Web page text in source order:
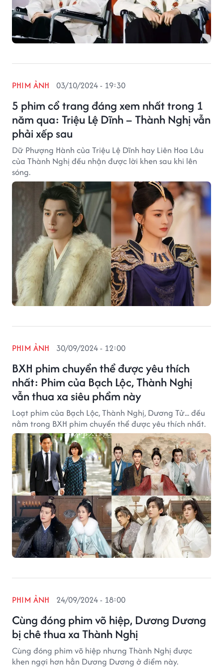
5 phim cổ trang đáng xem nhất trong 1
năm qua: Triệu Lệ Dĩnh – Thành Nghị vẫn
phải xếp sau
PHIM ẢNH 03/10/2024 - 19:30
Dữ Phượng Hành của Triệu Lệ Dĩnh hay Liên Hoa Lâu
của Thành Nghị đều nhận được lời khen sau khi lên
sóng.
BXH phim chuyển thể được yêu thích
nhất: Phim của Bạch Lộc, Thành Nghị
vẫn thua xa siêu phẩm này
PHIM ẢNH 30/09/2024 - 12:00
Loạt phim của Bạch Lộc, Thành Nghị, Dương Tử... đều
nằm trong BXH phim chuyển thể được yêu thích nhất.
Cùng đóng phim võ hiệp, Dương Dương
bị chê thua xa Thành Nghị
PHIM ẢNH 24/09/2024 - 18:00
Cùng đóng phim võ hiệp nhưng Thành Nghị được
khen ngợi hơn hẳn Dương Dương ở điểm này.